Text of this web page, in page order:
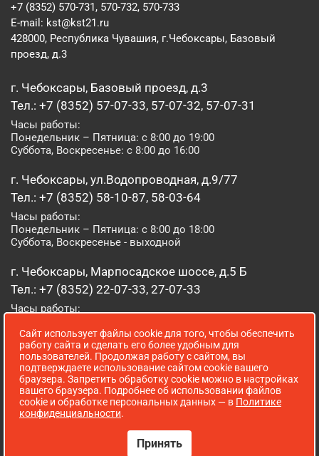
+7 (8352) 570-731, 570-732, 570-733
E-mail: kst@kst21.ru
428000, Республика Чувашия, г.Чебоксары, Базовый
проезд, д.3
г. Чебоксары, Базовый проезд, д.3
Тел.: +7 (8352) 57-07-33, 57-07-32, 57-07-31
Часы работы:
Понедельник – Пятница: с 8:00 до 19:00
Суббота, Воскресенье: с 8:00 до 16:00
г. Чебоксары, ул.Водопроводная, д.9/77
Тел.: +7 (8352) 58-10-87, 58-03-64
Часы работы:
Понедельник – Пятница: с 8:00 до 18:00
Суббота, Воскресенье - выходной
г. Чебоксары, Марпосадское шоссе, д.5 Б
Тел.: +7 (8352) 22-07-33, 27-07-33
Часы работы:
Суббота, Воскресенье: с 8:00 до 16:00
г. Йошкар-Ола, ул. Луначарского, д. 52 А
Тел.: (8362) 41-07-31
Часы работы:
Понедельник – Пятница: с 8:00 до 18:00
Сайт использует файлы cookie для того, чтобы обеспечить
работу сайта и сделать его более удобным для
пользователей. Продолжая работу с сайтом, вы
подтверждаете использование сайтом cookie вашего
браузера. Запретить обработку cookie можно в настройках
вашего браузера. Подробнее об использовании файлов
cookie и обработке персональных данных — в Политике
конфиденциальности.
Принять